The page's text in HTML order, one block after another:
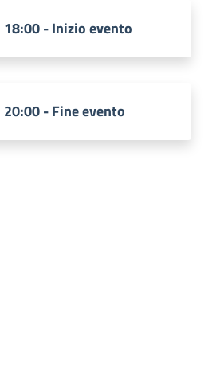
18:00 - Inizio evento
20:00 - Fine evento